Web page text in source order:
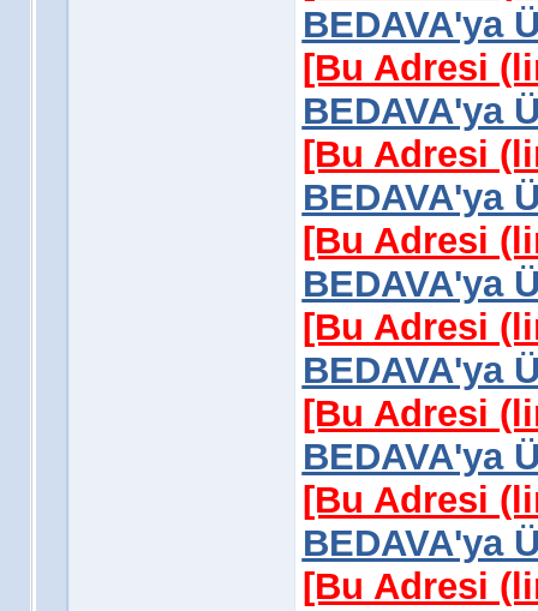
BEDAVA'ya
[Bu Adresi
BEDAVA'ya
[Bu Adresi
BEDAVA'ya
[Bu Adresi
BEDAVA'ya
[Bu Adresi
BEDAVA'ya
[Bu Adresi
BEDAVA'ya
[Bu Adresi
BEDAVA'ya
[Bu Adresi